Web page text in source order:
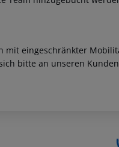
mit eingeschränkter
bitte an unseren